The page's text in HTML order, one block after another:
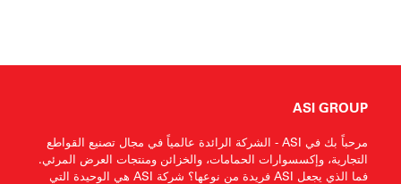
ASI GROUP
مرحباً بك في ASI - الشركة الرائدة عالمياً في مجال تصنيع القواطع
التجارية، وإكسسوارات الحمامات، والخزائن ومنتجات العرض المرئي.
فما الذي يجعل ASI فريدة من نوعها؟ شركة ASI هي الوحيدة التي